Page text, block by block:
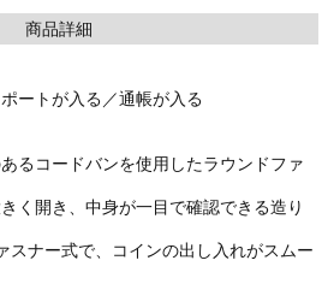
商品詳細
ートが入る／通帳が入る
るコードバンを使用したラウンドファ
く開き、中身が一目で確認できる造り
スナー式で、コインの出し入れがスムー